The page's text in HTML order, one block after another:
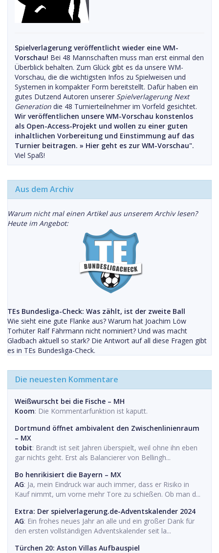
Spielverlagerung veröffentlicht wieder eine WM-
Vorschau! Bei 48 Mannschaften muss man erst einmal den
Überblick behalten. Zum Glück gibt es da unsere WM-
Vorschau, die die wichtigsten Infos zu Spielweisen und
Systemen in kompakter Form bereitstellt. Dafür haben ein
gutes Dutzend Autoren unserer Spielverlagerung Next
Generation die 48 Turnierteilnehmer im Vorfeld gesichtet.
Wir veröffentlichen unsere WM-Vorschau konstenlos
als Open-Access-Projekt und wollen zu einer guten
inhaltlichen Vorbereitung und Einstimmung auf das
Turnier beitragen. » Hier geht es zur WM-Vorschau".
Viel Spaß!
Aus dem Archiv
Warum nicht mal einen Artikel aus unserem Archiv lesen?
Heute im Angebot:
TEs Bundesliga-Check: Was zählt, ist der zweite Ball
Wie sieht eine gute Flanke aus? Warum hat Joachim Löw
Torhüter Ralf Fährmann nicht nominiert? Und was macht
Gladbach aktuell so stark? Die Antwort auf all diese Fragen gibt
es in TEs Bundesliga-Check.
Die neuesten Kommentare
Weißwurscht bei die Fische – MH
Koom: Die Kommentarfunktion ist kaputt.
Dortmund öffnet ambivalent den Zwischenlinienraum
– MX
tobit: Brandt ist seit Jahren überspielt, weil ohne ihn eben
gar nichts geht. Erst als Balancierer von Bellingh...
Bo henrikisiert die Bayern – MX
AG: Ja, mein Eindruck war auch immer, dass er Risiko in
Kauf nimmt, um vorne mehr Tore zu schießen. Ob man d...
Extra: Der spielverlagerung.de-Adventskalender 2024
AG: Ein frohes neues Jahr an alle und ein großer Dank für
den ersten vollständigen Adventskalender seit la...
Türchen 20: Aston Villas Aufbauspiel